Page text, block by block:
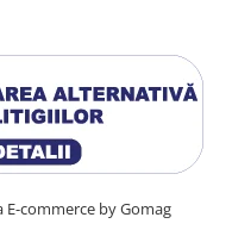
E-commerce by Gomag